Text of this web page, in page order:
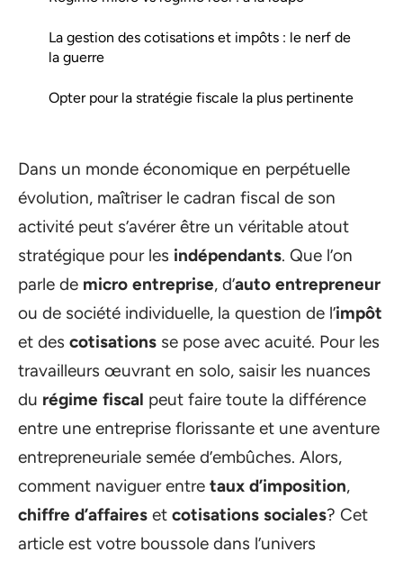
La gestion des cotisations et impôts : le nerf de
la guerre
Opter pour la stratégie fiscale la plus pertinente
Dans un monde économique en perpétuelle
évolution, maîtriser le cadran fiscal de son
activité peut s’avérer être un véritable atout
stratégique pour les indépendants. Que l’on
parle de micro entreprise, d’auto entrepreneur
ou de société individuelle, la question de l’impôt
et des cotisations se pose avec acuité. Pour les
travailleurs œuvrant en solo, saisir les nuances
du régime fiscal peut faire toute la différence
entre une entreprise florissante et une aventure
entrepreneuriale semée d’embûches. Alors,
comment naviguer entre taux d’imposition,
chiffre d’affaires et cotisations sociales? Cet
article est votre boussole dans l’univers